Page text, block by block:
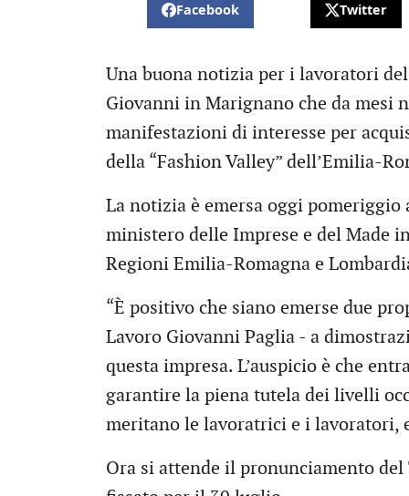
Facebook Twitter
Una buona notizia per i lavoratori
Giovanni in Marignano che da mesi
manifestazioni di interesse per
della “Fashion Valley” dell’Emilia-
La notizia è emersa oggi pomeriggio
ministero delle Imprese e del Made
Regioni Emilia-Romagna e
“È positivo che siano emerse due
Lavoro Giovanni Paglia - a
questa impresa. L’auspicio è che
garantire la piena tutela dei livelli
meritano le lavoratrici e i lavoratori,
Ora si attende il pronunciamento